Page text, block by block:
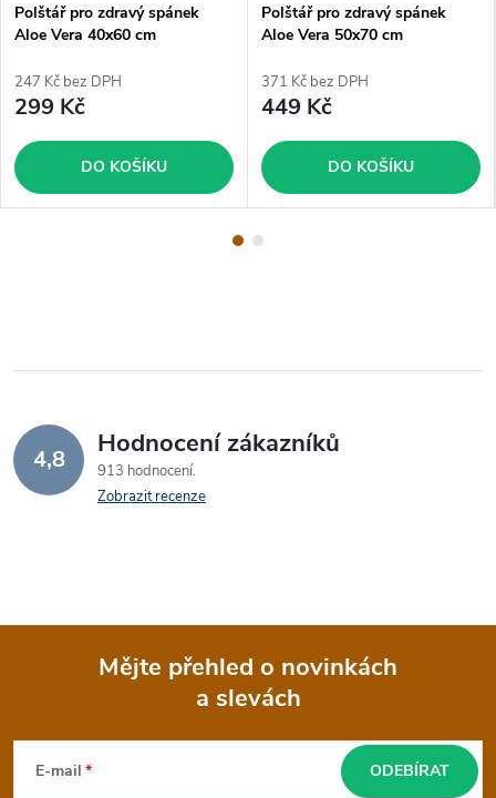
Polštář pro zdravý spánek
Aloe Vera 40x60 cm
247 Kč bez DPH
299 Kč
DO KOŠÍKU
Polštář pro zdravý spánek
Aloe Vera 50x70 cm
371 Kč bez DPH
449 Kč
DO KOŠÍKU
4,8 Hodnocení zákazníků
913 hodnocení
Zobrazit recenze
Mějte přehled o novinkách
a slevách
E-mail ODEBÍRAT